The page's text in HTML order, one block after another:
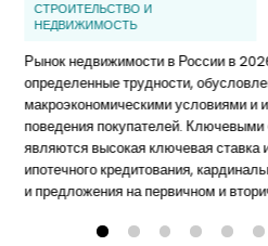
СТРОИТЕЛЬСТВО И
НЕДВИЖИМОСТЬ
Рынок недвижимости в России в
определенные трудности,
макроэкономическими условиями и
поведения покупателей. Ключевыми
являются высокая ключевая ставка
ипотечного кредитования,
и предложения на первичном и